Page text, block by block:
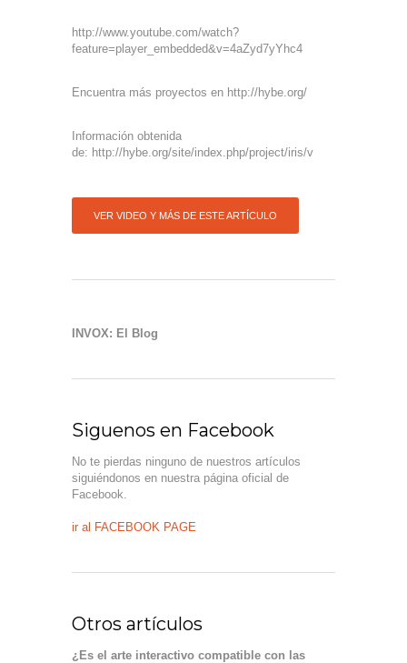
http://www.youtube.com/watch?
feature=player_embedded&v=4aZyd7yYhc4
Encuentra más proyectos en http://hybe.org/
Información obtenida
de: http://hybe.org/site/index.php/project/iris/v
VER VIDEO Y MÁS DE ESTE ARTÍCULO
INVOX: El Blog
Siguenos en Facebook
No te pierdas ninguno de nuestros artículos
siguiéndonos en nuestra página oficial de
Facebook.
ir al FACEBOOK PAGE
Otros artículos
¿Es el arte interactivo compatible con las